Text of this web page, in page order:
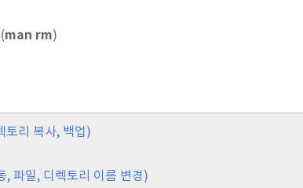
man rm)
토리 복사, 백업)
, 파일, 디렉토리 이름 변경)